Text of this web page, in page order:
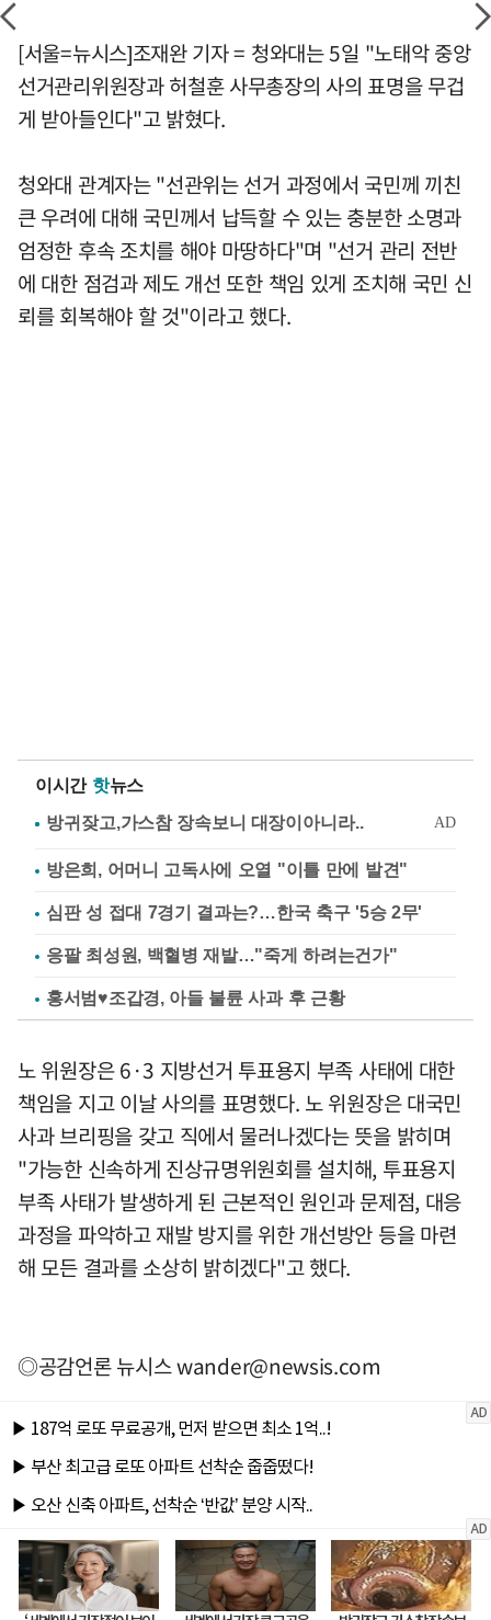
[서울=뉴시스]조재완 기자 = 청와대는 5일 "노태악 중앙
선거관리위원장과 허철훈 사무총장의 사의 표명을 무겁
게 받아들인다"고 밝혔다.
청와대 관계자는 "선관위는 선거 과정에서 국민께 끼친
큰 우려에 대해 국민께서 납득할 수 있는 충분한 소명과
엄정한 후속 조치를 해야 마땅하다"며 "선거 관리 전반
에 대한 점검과 제도 개선 또한 책임 있게 조치해 국민 신
뢰를 회복해야 할 것"이라고 했다.
이시간 핫뉴스
방은희, 어머니 고독사에 오열 "이틀 만에 발견"
심판 성 접대 7경기 결과는?…한국 축구 '5승 2무'
응팔 최성원, 백혈병 재발…"죽게 하려는건가"
홍서범♥조갑경, 아들 불륜 사과 후 근황
노 위원장은 6·3 지방선거 투표용지 부족 사태에 대한
책임을 지고 이날 사의를 표명했다. 노 위원장은 대국민
사과 브리핑을 갖고 직에서 물러나겠다는 뜻을 밝히며
"가능한 신속하게 진상규명위원회를 설치해, 투표용지
부족 사태가 발생하게 된 근본적인 원인과 문제점, 대응
과정을 파악하고 재발 방지를 위한 개선방안 등을 마련
해 모든 결과를 소상히 밝히겠다"고 했다.
◎공감언론 뉴시스wander@newsis.com